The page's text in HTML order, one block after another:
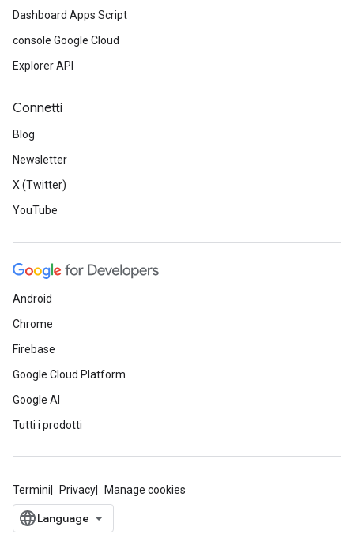
Dashboard Apps Script
console Google Cloud
Explorer API
Connetti
Blog
Newsletter
X (Twitter)
YouTube
Android
Chrome
Firebase
Google Cloud Platform
Google AI
Tutti i prodotti
Termini Privacy Manage cookies